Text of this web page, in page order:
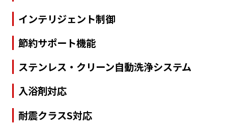
インテリジェント制御
節約サポート機能
ステンレス・クリーン自動洗浄システム
入浴剤対応
耐震クラスS対応